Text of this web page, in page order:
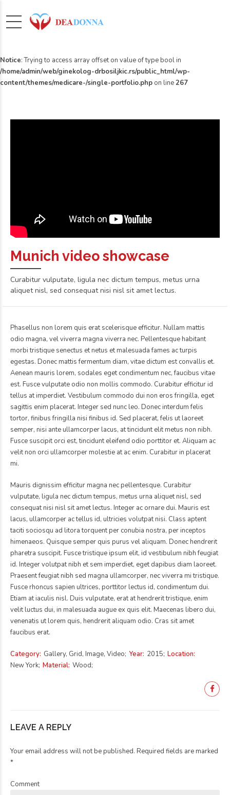
Notice: Trying to access array offset on value of type bool in
/home/admin/web/ginekolog-drbosiljkic.rs/public_html/wp-
content/themes/medicare-/single-portfolio.php on line267
Munich video showcase
Curabitur vulputate, ligula nec dictum tempus, metus urna
aliquet nisl, sed consequat nisi nisl sit amet lectus.
Phasellus non lorem quis erat scelerisque efficitur. Nullam mattis
odio magna, vel viverra magna viverra nec. Pellentesque habitant
morbi tristique senectus et netus et malesuada fames ac turpis
egestas. Donec mattis fermentum diam, vitae dictum est convallis et.
Aenean mauris lorem, sodales eget condimentum nec, faucibus vitae
est. Fusce vulputate odio non mollis commodo. Curabitur efficitur id
tellus at imperdiet. Vestibulum commodo dui non eros fringilla, eget
sagittis enim placerat. Integer sed nunc leo. Donec interdum felis
tortor, finibus fringilla nisi finibus id. Sed placerat, felis ut laoreet
semper, nisi ante ullamcorper lacus, at tincidunt elit metus non nibh.
Fusce suscipit orci est, tincidunt eleifend odio porttitor et. Aliquam ac
velit non orci ullamcorper molestie at ac enim. Curabitur in placerat
mi.
Mauris dignissim efficitur magna nec pellentesque. Curabitur
vulputate, ligula nec dictum tempus, metus urna aliquet nisl, sed
consequat nisi nisl sit amet lectus. Integer ac ornare dui. Mauris est
lacus, ullamcorper ac tellus id, ultricies volutpat nisi. Class aptent
taciti sociosqu ad litora torquent per conubia nostra, per inceptos
himenaeos. Quisque semper quis purus vel aliquam. Donec hendrerit
pharetra suscipit. Fusce tristique ipsum elit, id vestibulum nibh feugiat
id. Integer volutpat nibh et sem imperdiet, eget dapibus diam laoreet.
Praesent feugiat nibh sed magna ullamcorper, nec viverra mi tristique.
Fusce rhoncus sapien ultrices, porttitor lectus id, condimentum dui.
Etiam at iaculis nisl. Duis vulputate, erat at hendrerit tristique, enim
velit luctus dui, in malesuada augue ex quis elit. Maecenas libero dui,
venenatis ut lorem quis, hendrerit aliquam odio. Cras sit amet
faucibus erat.
Category Gallery, Grid, Image, Video Year 2015 Location
New York Material Wood
LEAVE A REPLY
Your email address will not be published. Required fields are marked
*
Comment